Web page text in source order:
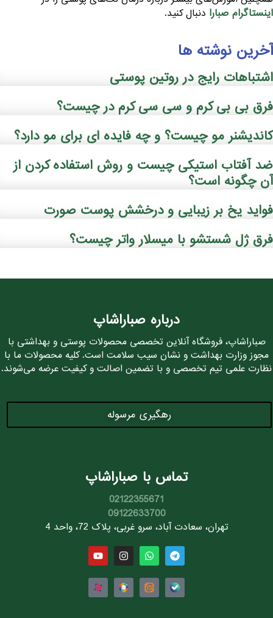
اینستاگرام صبارا دنبال کنید.
آخرین نوشته ها
اشتباهات رایج در روتین پوستی
فرق بی بی کرم و سی سی کرم در چیست؟
کاندیشنر مو چیست؟ و چه فایده ‌ای برای مو دارد؟
ضد آفتاب استیکی چیست و روش استفاده کردن از
آن چگونه است؟
فواید یخ بر زیبایی و درخشش پوست صورت
فرق ژل شستشو با میسلار واتر چیست؟
درباره صباراشاپ
صباراشاپ، فروشگاه آنلاین تخصصی محصولات پوستی و بهداشتی با
مجوز وزارت بهداشت و نشان سیب سلامت است. کلیه محصولات ما با
نظارت علمی تیم تخصصی و با تضمین اصالت و کیفیت عرضه می‌شوند.
رهگیری مرسوله
تماس با صباراشاپ
02122355671
09122633700
تهران، سعادت آباد، سرو غربی، پلاک 72، واحد 4